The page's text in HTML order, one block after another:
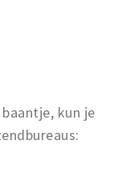
kun je